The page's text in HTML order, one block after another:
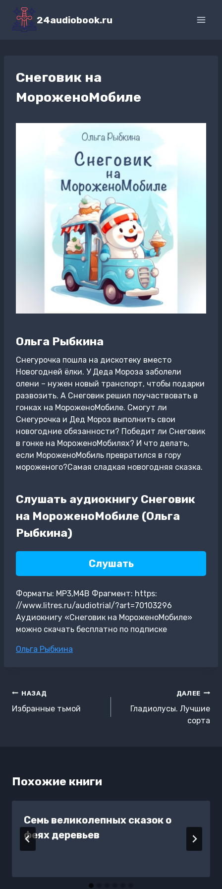
Перейти
содержимому
24audiobook.ru
Снеговик на
МороженоМобиле
Ольга Рыбкина
Снегурочка пошла на дискотеку вместо
Новогодней ёлки. У Деда Мороза заболели
олени – нужен новый транспорт, чтобы подарки
развозить. А Снеговик решил поучаствовать в
гонках на МороженоМобиле. Смогут ли
Снегурочка и Дед Мороз выполнить свои
новогодние обязанности? Победит ли Снеговик
в гонке на МороженоМобилях? И что делать,
если МороженоМобиль превратился в гору
мороженого?Самая сладкая новогодняя сказка.
Слушать аудиокнигу Снеговик
на МороженоМобиле (Ольга
Рыбкина)
Слушать
Форматы: MP3,M4B Фрагмент: https:
//www.litres.ru/audiotrial/?art=70103296
Аудиокнигу «Снеговик на МороженоМобиле»
можно скачать бесплатно по подписке
Метки
Ольга Рыбкина
Навигация
по
НАЗАД
Избранные тьмой
ДАЛЕЕ
Гладиолусы. Лучшие
сорта
Похожие книги
Семь великолепных сказок о
феях деревьев